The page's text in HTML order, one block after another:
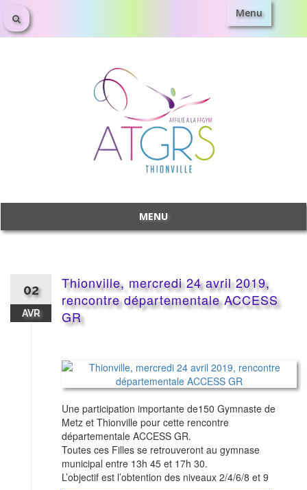
Menu
Aller
MENU
Aller
02
AVR
Thionville, mercredi 24 avril 2019,
rencontre départementale ACCESS
GR
Une participation importante de150 Gymnaste de
Metz et Thionville pour cette rencontre
départementale ACCESS GR.
Toutes ces Filles se retrouveront au gymnase
municipal entre 13h 45 et 17h 30.
L’objectif est l’obtention des niveaux 2/4/6/8 et 9